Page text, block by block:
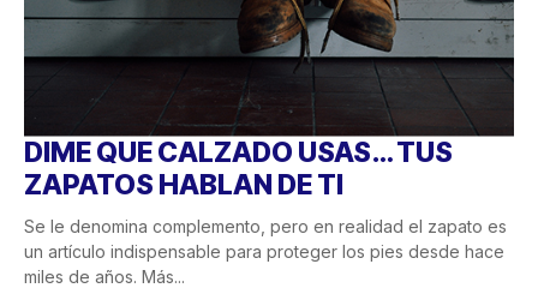
DIME QUE CALZADO USAS… TUS
ZAPATOS HABLAN DE TI
Se le denomina complemento, pero en realidad el zapato es
un artículo indispensable para proteger los pies desde hace
miles de años. Más...